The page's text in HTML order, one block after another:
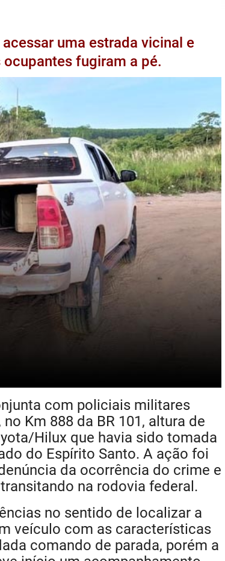
uma estrada vicinal e
fugiram a pé.
com policiais militares
Km 888 da BR 101, altura de
Hilux que havia sido tomada
do Espírito Santo. A ação foi
da ocorrência do crime e
na rodovia federal.
no sentido de localizar a
veículo com as características
comando de parada, porém a